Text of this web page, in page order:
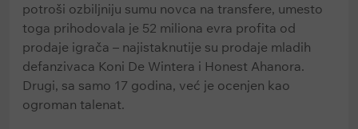
potroši ozbiljniju sumu novca na transfere, umesto
toga prihodovala je 52 miliona evra profita od
prodaje igrača – najistaknutije su prodaje mladih
defanzivaca Koni De Wintera i Honest Ahanora.
Drugi, sa samo 17 godina, već je ocenjen kao
ogroman talenat.